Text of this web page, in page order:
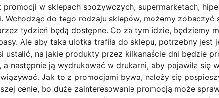
promocji w sklepach spożywczych, supermarketach,
Wchodząc do tego rodzaju sklepów, możemy zobaczyć
tydzień będą dostępne. Co za tym idzie, będziemy
Ale aby taka ulotka trafiła do sklepu, potrzebny jest
ustalić, na jakie produkty przez kilkanaście dni będzie
następnie ją wydrukować w drukarni, aby pojawiła się
Jak to z promocjami bywa, należy się
cenie, bo duże zainteresowanie promocją może